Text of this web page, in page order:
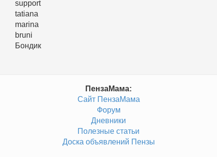
support
tatiana
marina
bruni
Бондик
ПензаМама:
Сайт ПензаМама
Форум
Дневники
Полезные статьи
Доска объявлений Пензы